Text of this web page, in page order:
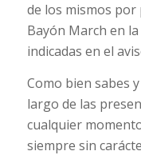
de los mismos por
Bayón March en
indicadas en el
Como bien sabes
largo de las
cualquier
siempre sin